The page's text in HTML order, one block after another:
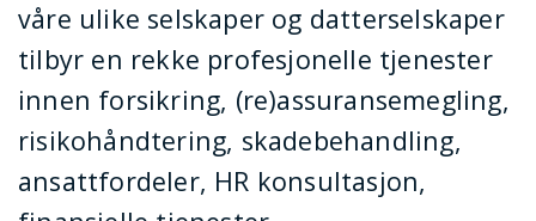
våre ulike selskaper og datterselskaper
tilbyr en rekke profesjonelle tjenester
innen forsikring, (re)assuransemegling,
risikohåndtering, skadebehandling,
ansattfordeler, HR konsultasjon,